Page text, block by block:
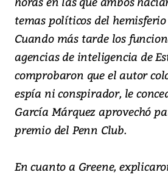
temas políticos del
Cuando más tarde los
agencias de inteligencia de
comprobaron que el autor
espía ni conspirador, le
García Márquez aprovechó
premio del Penn Club.
En cuanto a Greene,